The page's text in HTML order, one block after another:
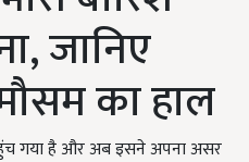
जानिए
का हाल
गया है और अब इसने अपना असर